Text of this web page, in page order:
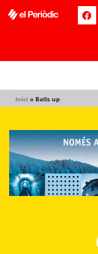
Inici » Balls up